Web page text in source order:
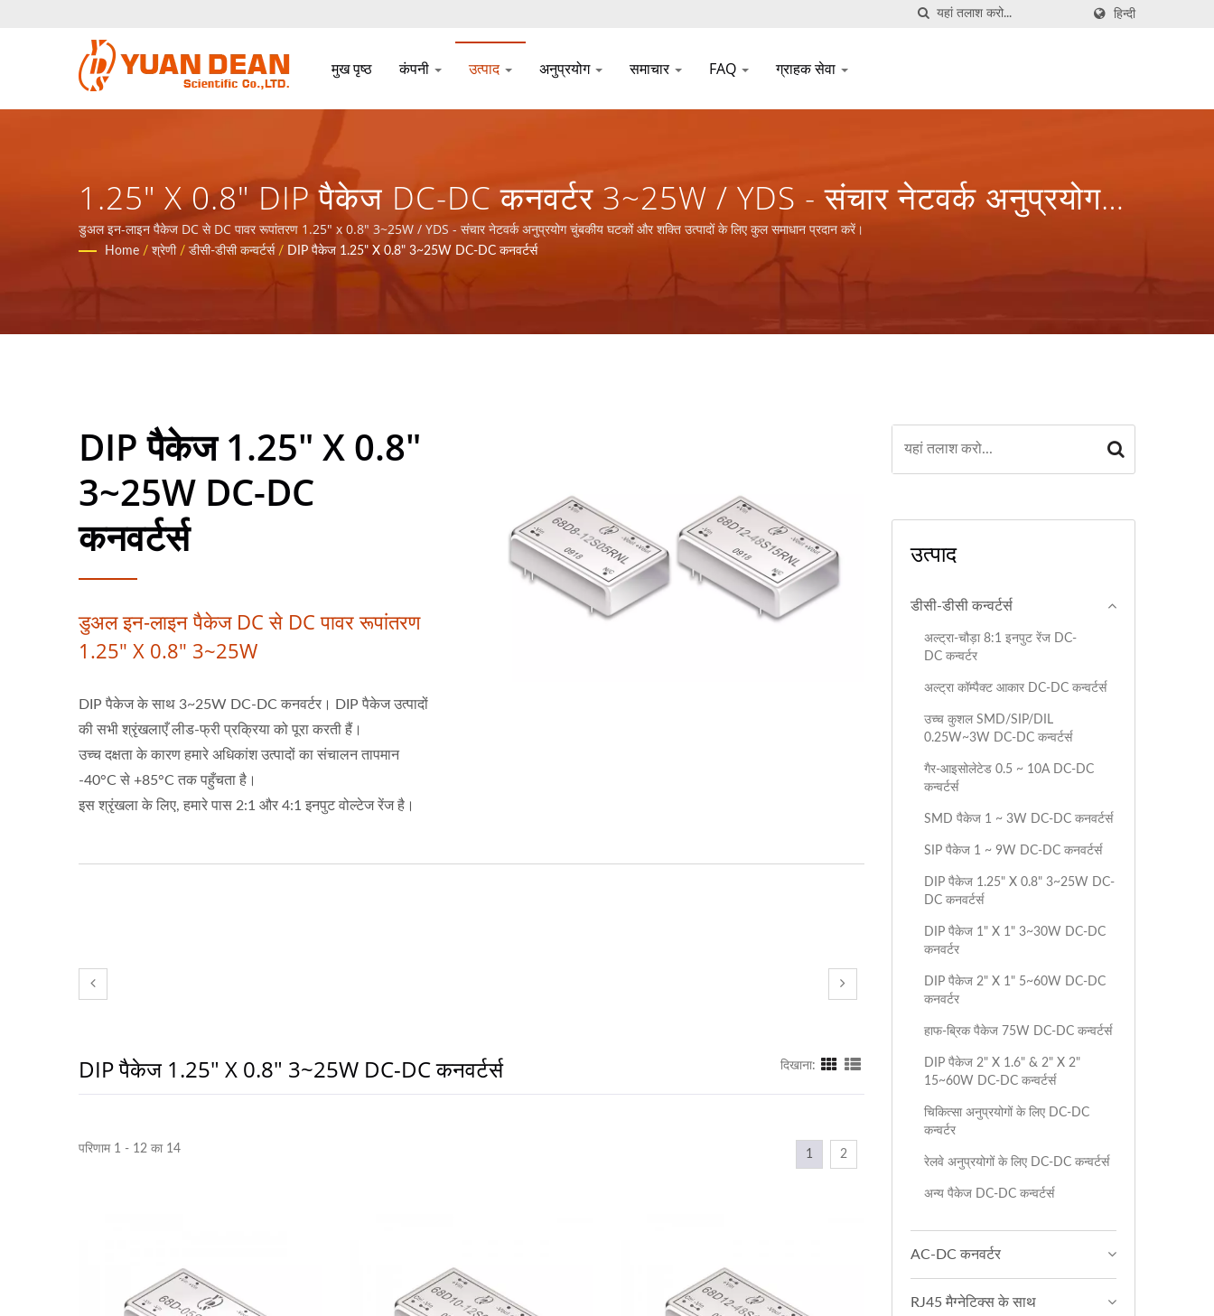
हिन्दी
मुख पृष्ठ कंपनी उत्पाद अनुप्रयोग समाचार FAQ ग्राहक सेवा
1.25" X 0.8" DIP पैकेज DC-DC कनवर्टर 3~25W / YDS - संचार नेटवर्क अनुप्रयोग
चुंबकीय घटकों और शक्ति उत्पादों के लिए कुल समाधान प्रदान करें।
डुअल इन-लाइन पैकेज DC से DC पावर रूपांतरण 1.25" x 0.8" 3~25W / YDS - संचार नेटवर्क अनुप्रयोग चुंबकीय घटकों और शक्ति उत्पादों के लिए कुल समाधान प्रदान करें।
Home / श्रेणी / डीसी-डीसी कन्वर्टर्स / DIP पैकेज 1.25" X 0.8" 3~25W DC-DC कनवर्टर्स
DIP पैकेज 1.25" X 0.8"
3~25W DC-DC
कनवर्टर्स
डुअल इन-लाइन पैकेज DC से DC पावर रूपांतरण
1.25" X 0.8" 3~25W
DIP पैकेज के साथ 3~25W DC-DC कनवर्टर। DIP पैकेज उत्पादों
की सभी श्रृंखलाएँ लीड-फ्री प्रक्रिया को पूरा करती हैं।
उच्च दक्षता के कारण हमारे अधिकांश उत्पादों का संचालन तापमान
-40°C से +85°C तक पहुँचता है।
इस श्रृंखला के लिए, हमारे पास 2:1 और 4:1 इनपुट वोल्टेज रेंज है।
DIP पैकेज 1.25" X 0.8" 3~25W DC-DC कनवर्टर्स दिखाना:
परिणाम 1 - 12 का 14 1 2
उत्पाद
डीसी-डीसी कन्वर्टर्स
अल्ट्रा-चौड़ा 8:1 इनपुट रेंज DC-
DC कन्वर्टर
अल्ट्रा कॉम्पैक्ट आकार DC-DC कन्वर्टर्स
उच्च कुशल SMD/SIP/DIL
0.25W~3W DC-DC कन्वर्टर्स
गैर-आइसोलेटेड 0.5 ~ 10A DC-DC
कन्वर्टर्स
SMD पैकेज 1 ~ 3W DC-DC कनवर्टर्स
SIP पैकेज 1 ~ 9W DC-DC कनवर्टर्स
DIP पैकेज 1.25" X 0.8" 3~25W DC-
DC कनवर्टर्स
DIP पैकेज 1" X 1" 3~30W DC-DC
कनवर्टर
DIP पैकेज 2" X 1" 5~60W DC-DC
कनवर्टर
हाफ-ब्रिक पैकेज 75W DC-DC कन्वर्टर्स
DIP पैकेज 2" X 1.6" & 2" X 2"
15~60W DC-DC कन्वर्टर्स
चिकित्सा अनुप्रयोगों के लिए DC-DC
कन्वर्टर
रेलवे अनुप्रयोगों के लिए DC-DC कन्वर्टर्स
अन्य पैकेज DC-DC कन्वर्टर्स
AC-DC कनवर्टर
RJ45 मैग्नेटिक्स के साथ